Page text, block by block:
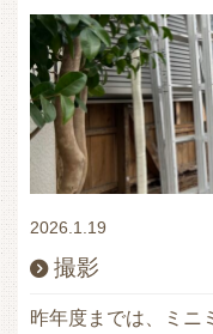
2026.1.19
撮影
昨年度までは、ミニ